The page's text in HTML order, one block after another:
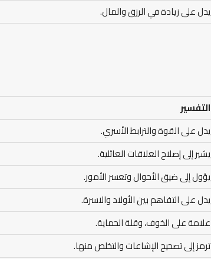
يدل على زيادة في الرزق والمال.
التفسير
يدل على القوة والترابط الأسري.
يشير إلى إصلاح العلاقات العائلية.
يؤول إلى ضيق الأحوال وتعسر الأمور.
يدل على التفاهم بين الأولاد والاسرة.
علامة على الخوف، وقلة الحماية.
ترمز إلى تصحيح الإشاعات والتخلص منها.